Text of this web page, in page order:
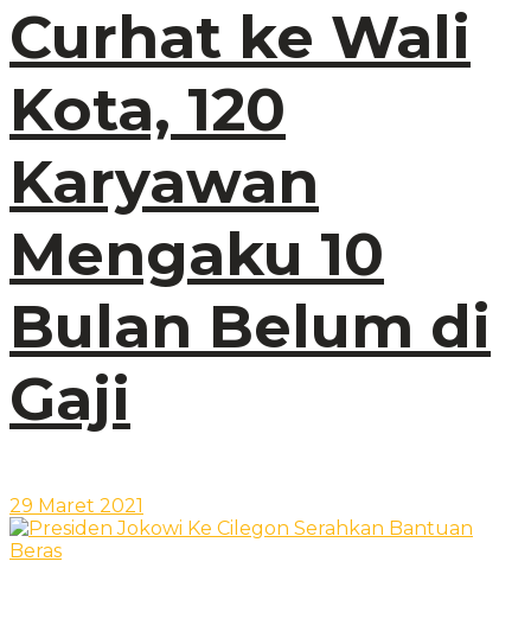
Curhat ke Wali
Kota, 120
Karyawan
Mengaku 10
Bulan Belum di
Gaji
29 Maret 2021